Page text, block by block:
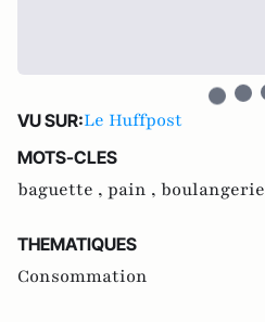
VU SUR:Le Huffpost
MOTS-CLES
baguette , pain , boulangerie
THEMATIQUES
Consommation